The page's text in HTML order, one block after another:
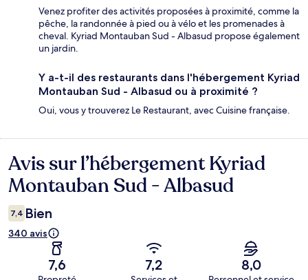
Venez profiter des activités proposées à proximité, comme la
pêche, la randonnée à pied ou à vélo et les promenades à
cheval. Kyriad Montauban Sud - Albasud propose également
un jardin.
Y a-t-il des restaurants dans l'hébergement Kyriad
Montauban Sud - Albasud ou à proximité ?
Oui, vous y trouverez Le Restaurant, avec Cuisine française.
Avis
Avis sur l’hébergement Kyriad
Montauban Sud - Albasud
7,4 Bien
340 avis
7,6 7,2 8,0